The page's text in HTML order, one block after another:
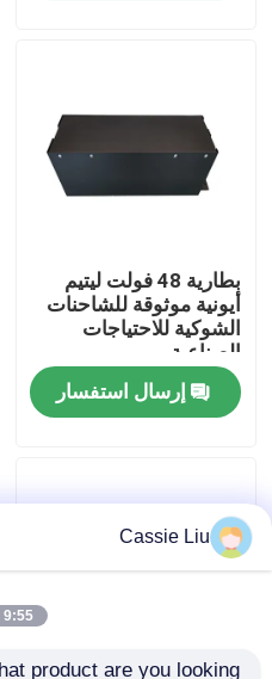
معلومات عنا
رقابة جودة
اطلب اقتباس
بطارية ليثيوم أيون رافعة
بطارية شاحنة البليت
بطارية 48 فولت ليتيم
أيونية موثوقة للشاحنات
الشوكية للاحتياجات
الصناعية
إرسال استفسار
Cassie Liu
9:55 AM
product are you looking